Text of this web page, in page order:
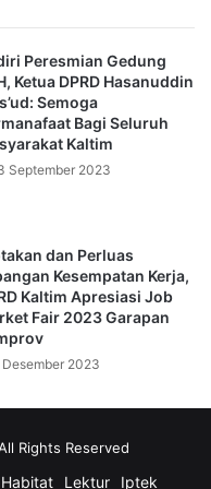
diri dalam
kan termasuk
perjalanan 10 jam,
ketua dprd kaltim
- Mahakam Ulu
Peresmian Gedung
Ketua DPRD Hasanuddin
Semoga
Bagi Seluruh
Kaltim
September 2023
dan Perluas
Kesempatan Kerja,
Kaltim Apresiasi Job
Fair 2023 Garapan
2023
Rights Reserved
Habitat Lektur Iptek